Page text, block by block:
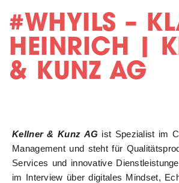
#WHYILS –
HEINRICH |
& KUNZ AG
Kellner & Kunz AG ist Spezialist im
Management und steht für
Services und innovative
im Interview über digitales Mindset,